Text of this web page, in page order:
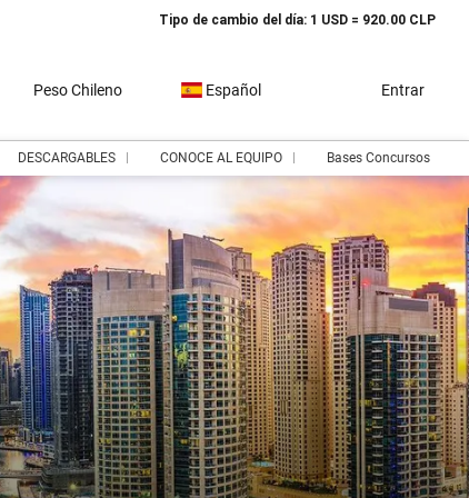
Tipo de cambio del día: 1 USD = 920.00 CLP
Peso Chileno Español Entrar
DESCARGABLES CONOCE AL EQUIPO Bases Concursos